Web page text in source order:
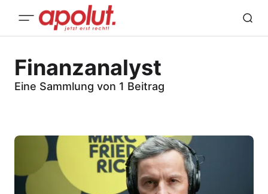
Finanzanalyst
Eine Sammlung von 1 Beitrag